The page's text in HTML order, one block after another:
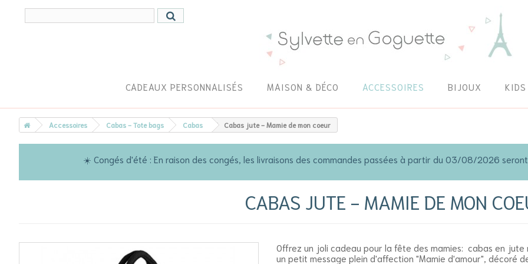
CADEAUX PERSONNALISÉS MAISON & DÉCO ACCESSOIRES BIJOUX
Accessoires Cabas - Tote bags Cabas Cabas jute - Mamie de mon coeur
☀️ Congés d'été : En raison des congés, les livraisons des commandes passées à partir du 03/08/2026
CABAS JUTE - MAMIE DE MON
Offrez un joli cadeau pour la fête des mamies: cabas en jute
un petit message plein d'affection "Mamie d'amour", décoré